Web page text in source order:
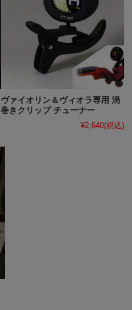
ヴァイオリン＆ヴィオラ専用 渦
巻きクリップ チューナー
¥2,640(税込)